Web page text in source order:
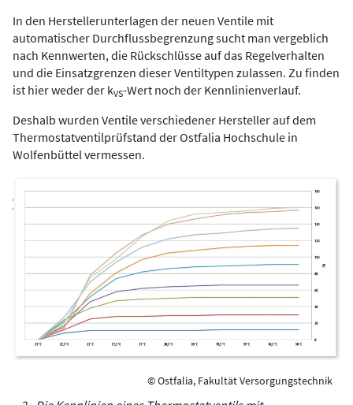
In den Herstellerunterlagen der neuen Ventile mit
automatischer Durchflussbegrenzung sucht man vergeblich
nach Kennwerten, die Rückschlüsse auf das Regelverhalten
und die Einsatzgrenzen dieser Ventiltypen zulassen. Zu finden
ist hier weder der kVS-Wert noch der Kennlinienverlauf.
Deshalb wurden Ventile verschiedener Hersteller auf dem
Thermostatventilprüfstand der Ostfalia Hochschule in
Wolfenbüttel vermessen.
© Ostfalia, Fakultät Versorgungstechnik